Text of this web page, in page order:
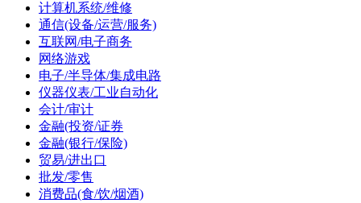
计算机系统/维修
通信(设备/运营/服务)
互联网/电子商务
网络游戏
电子/半导体/集成电路
仪器仪表/工业自动化
会计/审计
金融(投资/证券
金融(银行/保险)
贸易/进出口
批发/零售
消费品(食/饮/烟酒)